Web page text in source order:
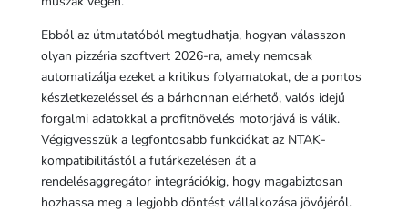
Ebből az útmutatóból megtudhatja, hogyan válasszon
olyan pizzéria szoftvert 2026-ra, amely nemcsak
automatizálja ezeket a kritikus folyamatokat, de a pontos
készletkezeléssel és a bárhonnan elérhető, valós idejű
forgalmi adatokkal a profitnövelés motorjává is válik.
Végigvesszük a legfontosabb funkciókat az NTAK-
kompatibilitástól a futárkezelésen át a
rendelésaggregátor integrációkig, hogy magabiztosan
hozhassa meg a legjobb döntést vállalkozása jövőjéről.